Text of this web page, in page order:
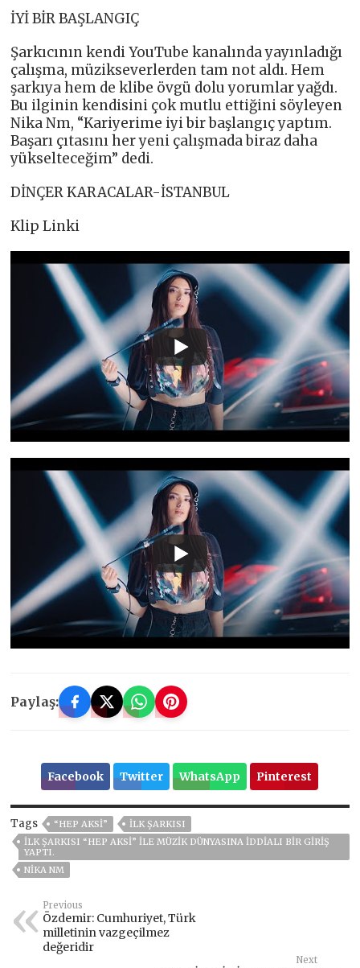
İYİ BİR BAŞLANGIÇ
Şarkıcının kendi YouTube kanalında yayınladığı
çalışma, müzikseverlerden tam not aldı. Hem
şarkıya hem de klibe övgü dolu yorumlar yağdı.
Bu ilginin kendisini çok mutlu ettiğini söyleyen
Nika Nm, “Kariyerime iyi bir başlangıç yaptım.
Başarı çıtasını her yeni çalışmada biraz daha
yükselteceğim” dedi.
DİNÇER KARACALAR-İSTANBUL
Klip Linki
Paylaş:
Facebook Twitter WhatsApp Pinterest
Tags “HEP AKSI”
ILK ŞARKISI
ILK ŞARKISI “HEP AKSI” ILE MÜZIK DÜNYASINA IDDIALI BIR GIRIŞ
YAPTI.
NIKA NM
Previous
Özdemir: Cumhuriyet, Türk
milletinin vazgeçilmez
değeridir
Next